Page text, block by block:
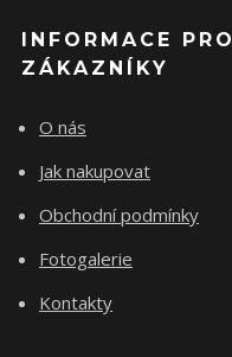
INFORMACE PRO
ZÁKAZNÍKY
O nás
Jak nakupovat
Obchodní podmínky
Fotogalerie
Kontakty